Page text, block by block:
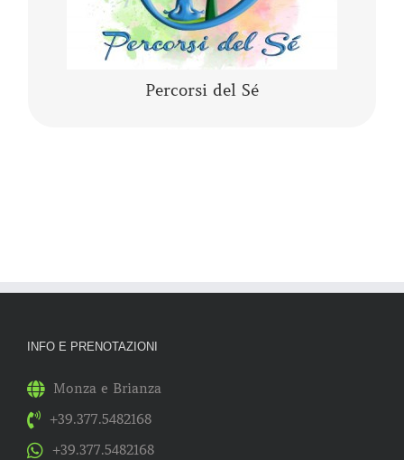
Percorsi del Sé
INFO E PRENOTAZIONI
Monza e Brianza
+39.377.5482168
+39.377.5482168